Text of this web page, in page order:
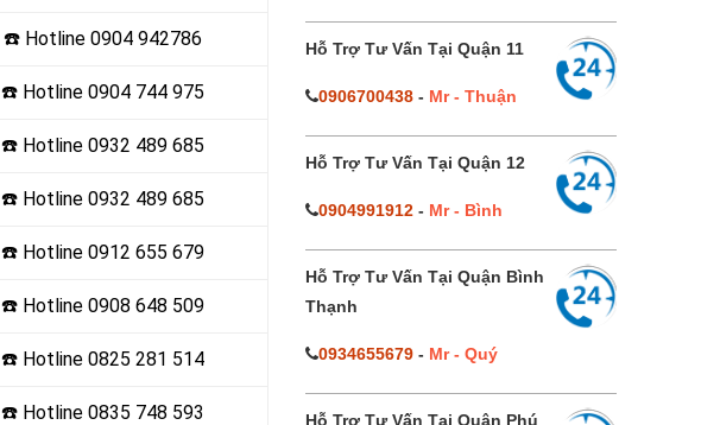
☎️ Hotline 0904 942786
☎️ Hotline 0904 744 975
☎️ Hotline 0932 489 685
☎️ Hotline0932 489 685
☎️ Hotline0912 655 679
☎️ Hotline 0908 648 509
☎️ Hotline0825 281 514
☎️ Hotline0835 748 593
Hỗ Trợ Tư Vấn Tại Quận 11
0906700438- Mr - Thuận
Hỗ Trợ Tư Vấn Tại Quận 12
0904991912- Mr - Bình
Hỗ Trợ Tư Vấn Tại Quận Bình
Thạnh
0934655679- Mr - Quý
Hỗ Trợ Tư Vấn Tại Quận Phú